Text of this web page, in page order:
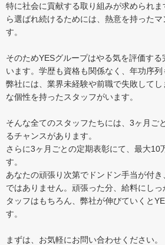
特に社会に貢献する取り組みが求められ
ら選ばれ続けるためには、熱意を持った
す。
そのためYESグループはやる気を評価す
います。学歴も資格も関係なく、年功序列
弊社には、業界未経験や前職で失敗して
な個性を持ったスタッフがいます。
そんな全てのスタッフたちには、3ヶ月ご
るチャンスがあります。
さらに3ヶ月ごとの定期表彰にて、最大10
す。
あなたの頑張り次第でドンドン手当が付
ではありません。頑張った分、給料にし
タッフはもちろん、弊社が伸びていくと
す。
まずは、お気軽にお問い合わせください。